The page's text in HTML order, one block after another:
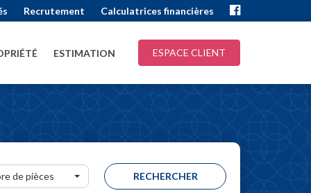
Recrutement Calculatrices financières
ESTIMATION ESPACE CLIENT
de pièces